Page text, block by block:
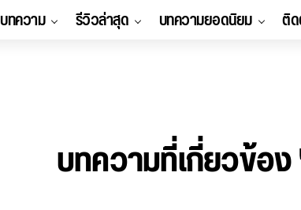
บทความ รีวิวล่าสุด บทความยอดนิยม ติ
บทความที่เกี่ยวข้อ